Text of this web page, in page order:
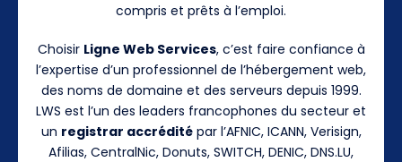
compris et prêts à l’emploi.
Choisir Ligne Web Services, c’est faire confiance à
l’expertise d’un professionnel de l’hébergement web,
des noms de domaine et des serveurs depuis 1999.
LWS est l’un des leaders francophones du secteur et
un registrar accréditépar l’AFNIC, ICANN, Verisign,
Afilias, CentralNic, Donuts, SWITCH, DENIC, DNS.LU,